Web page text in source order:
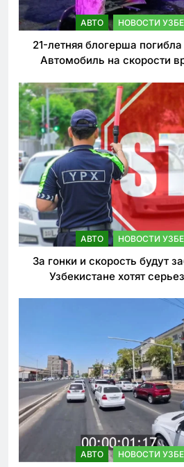
АВТО НОВОСТИ
21-летняя блогерша
Автомобиль на скорости
АВТО НОВОСТИ
За гонки и скорость будут
Узбекистане хотят
АВТО НОВОСТИ